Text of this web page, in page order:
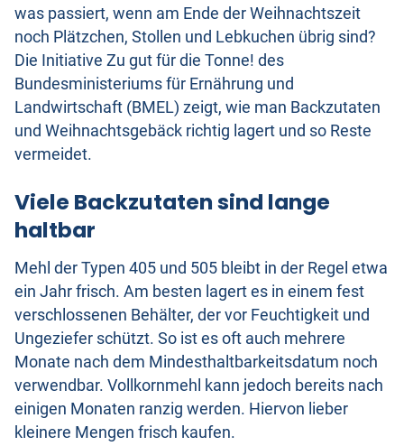
was passiert, wenn am Ende der Weihnachtszeit
noch Plätzchen, Stollen und Lebkuchen übrig sind?
Die Initiative Zu gut für die Tonne! des
Bundesministeriums für Ernährung und
Landwirtschaft (BMEL) zeigt, wie man Backzutaten
und Weihnachtsgebäck richtig lagert und so Reste
vermeidet.
Viele Backzutaten sind lange
haltbar
Mehl der Typen 405 und 505 bleibt in der Regel etwa
ein Jahr frisch. Am besten lagert es in einem fest
verschlossenen Behälter, der vor Feuchtigkeit und
Ungeziefer schützt. So ist es oft auch mehrere
Monate nach dem Mindesthaltbarkeitsdatum noch
verwendbar. Vollkornmehl kann jedoch bereits nach
einigen Monaten ranzig werden. Hiervon lieber
kleinere Mengen frisch kaufen.